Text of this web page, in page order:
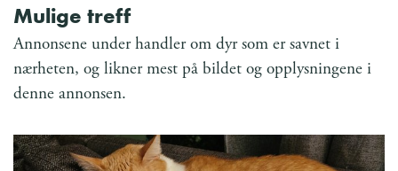
Mulige treff
Annonsene under handler om dyr som er savnet i
nærheten, og likner mest på bildet og opplysningene i
denne annonsen.